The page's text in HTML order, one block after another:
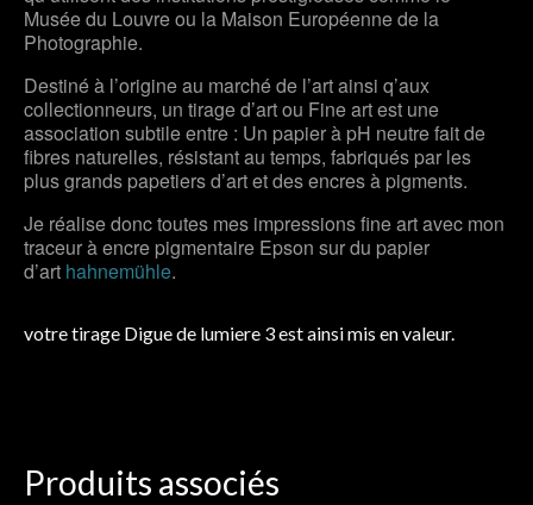
Musée du Louvre ou la Maison Européenne de la
Photographie.
Destiné à l’origine au marché de l’art ainsi q’aux
collectionneurs, un tirage d’art ou Fine art est une
association subtile entre : Un papier à pH neutre fait de
fibres naturelles, résistant au temps, fabriqués par les
plus grands papetiers d’art et des encres à pigments.
Je réalise donc toutes mes impressions fine art avec mon
traceur à encre pigmentaire Epson sur du papier
d’art hahnemühle.
votre tirage Digue de lumiere 3 est ainsi mis en valeur.
Produits associés